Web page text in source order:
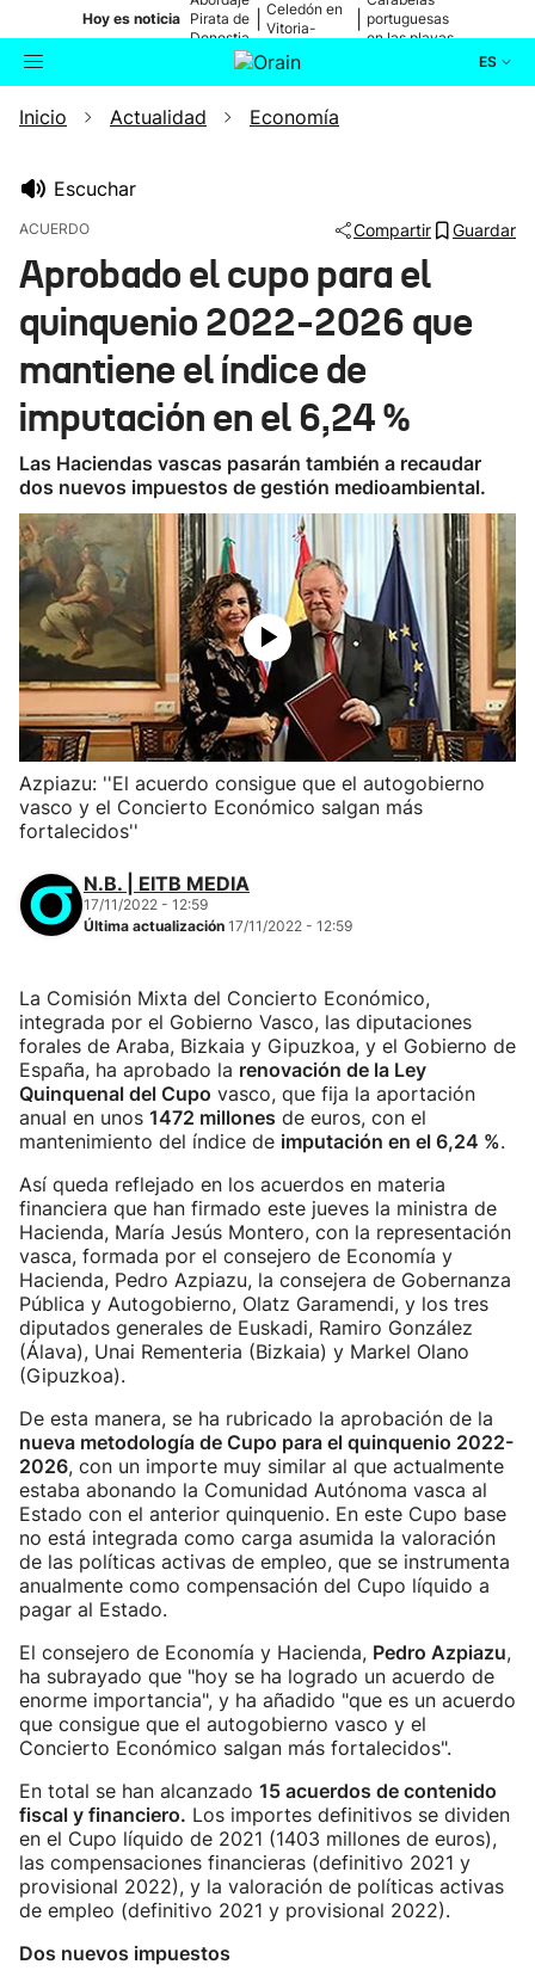
Hoy es noticia Pirata de
Donostia
Celedón en
Vitoria-
portuguesas
en las playas
ES
Buscador Actualidad
Ikusmiran
Eguraldia
Inicio Actualidad Economía
Escuchar
ACUERDO Compartir Guardar
Aprobado el cupo para el
quinquenio 2022-2026 que
mantiene el índice de
imputación en el 6,24 %
Las Haciendas vascas pasarán también a recaudar
dos nuevos impuestos de gestión medioambiental.
Azpiazu: ''El acuerdo consigue que el autogobierno
vasco y el Concierto Económico salgan más
fortalecidos''
N.B. | EITB MEDIA
17/11/2022 - 12:59
Última actualización 17/11/2022 - 12:59
La Comisión Mixta del Concierto Económico,
integrada por el Gobierno Vasco, las diputaciones
forales de Araba, Bizkaia y Gipuzkoa, y el Gobierno de
España, ha aprobado la renovación de la Ley
Quinquenal del Cupo vasco, que fija la aportación
anual en unos 1472 millones de euros, con el
mantenimiento del índice de imputación en el 6,24 %.
Así queda reflejado en los acuerdos en materia
financiera que han firmado este jueves la ministra de
Hacienda, María Jesús Montero, con la representación
vasca, formada por el consejero de Economía y
Hacienda, Pedro Azpiazu, la consejera de Gobernanza
Pública y Autogobierno, Olatz Garamendi, y los tres
diputados generales de Euskadi, Ramiro González
(Álava), Unai Rementeria (Bizkaia) y Markel Olano
(Gipuzkoa).
De esta manera, se ha rubricado la aprobación de la
nueva metodología de Cupo para el quinquenio 2022-
2026, con un importe muy similar al que actualmente
estaba abonando la Comunidad Autónoma vasca al
Estado con el anterior quinquenio. En este Cupo base
no está integrada como carga asumida la valoración
de las políticas activas de empleo, que se instrumenta
anualmente como compensación del Cupo líquido a
pagar al Estado.
El consejero de Economía y Hacienda, Pedro Azpiazu,
ha subrayado que "hoy se ha logrado un acuerdo de
enorme importancia", y ha añadido "que es un acuerdo
que consigue que el autogobierno vasco y el
Concierto Económico salgan más fortalecidos".
En total se han alcanzado 15 acuerdos de contenido
fiscal y financiero. Los importes definitivos se dividen
en el Cupo líquido de 2021 (1403 millones de euros),
las compensaciones financieras (definitivo 2021 y
provisional 2022), y la valoración de políticas activas
de empleo (definitivo 2021 y provisional 2022).
Dos nuevos impuestos